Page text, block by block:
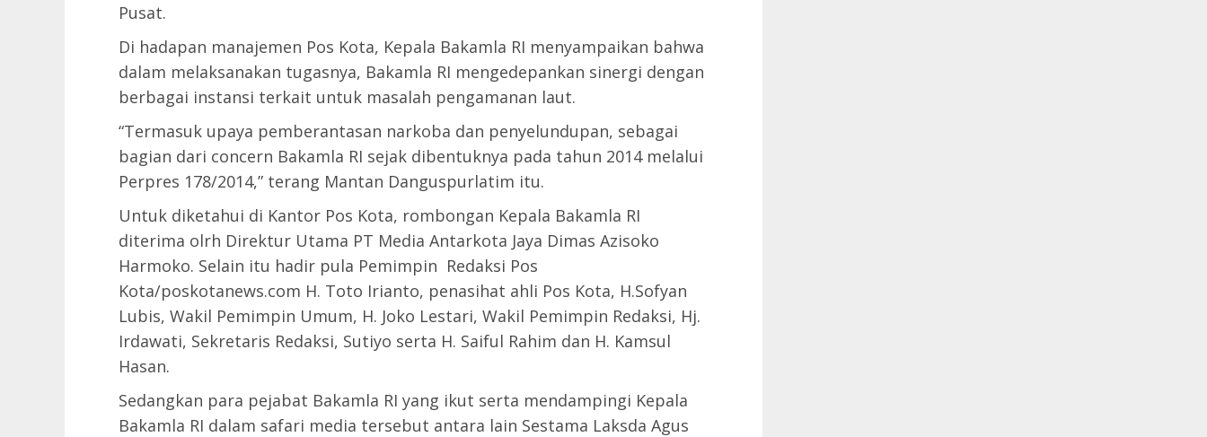
Pusat.
Di hadapan manajemen Pos Kota, Kepala Bakamla RI menyampaikan bahwa
dalam melaksanakan tugasnya, Bakamla RI mengedepankan sinergi dengan
berbagai instansi terkait untuk masalah pengamanan laut.
“Termasuk upaya pemberantasan narkoba dan penyelundupan, sebagai
bagian dari concern Bakamla RI sejak dibentuknya pada tahun 2014 melalui
Perpres 178/2014,” terang Mantan Danguspurlatim itu.
Untuk diketahui di Kantor Pos Kota, rombongan Kepala Bakamla RI
diterima olrh Direktur Utama PT Media Antarkota Jaya Dimas Azisoko
Harmoko. Selain itu hadir pula Pemimpin Redaksi Pos
Kota/poskotanews.com H. Toto Irianto, penasihat ahli Pos Kota, H.Sofyan
Lubis, Wakil Pemimpin Umum, H. Joko Lestari, Wakil Pemimpin Redaksi, Hj.
Irdawati, Sekretaris Redaksi, Sutiyo serta H. Saiful Rahim dan H. Kamsul
Hasan.
Sedangkan para pejabat Bakamla RI yang ikut serta mendampingi Kepala
Bakamla RI dalam safari media tersebut antara lain Sestama Laksda Agus